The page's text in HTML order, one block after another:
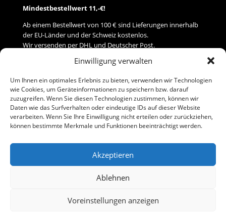
Einwilligung verwalten
Um Ihnen ein optimales Erlebnis zu bieten, verwenden wir Technologien
wie Cookies, um Geräteinformationen zu speichern bzw. darauf
zuzugreifen. Wenn Sie diesen Technologien zustimmen, können wir
Daten wie das Surfverhalten oder eindeutige IDs auf dieser Website
verarbeiten. Wenn Sie Ihre Einwilligung nicht erteilen oder zurückziehen,
können bestimmte Merkmale und Funktionen beeinträchtigt werden.
Akzeptieren
Ablehnen
Voreinstellungen anzeigen
Mindestbestellwert 11,-€!
Ab einem Bestellwert von 100 € sind Lieferungen innerhalb
der EU-Länder und der Schweiz kostenlos.
Wir versenden per DHL und Deutscher Post.
Versand
Zahlung
Baumann Modellspielwaren
Telefon (0 91 61) 33 84